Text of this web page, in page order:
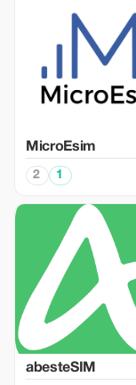
MicroEsim
2 1
abesteSIM